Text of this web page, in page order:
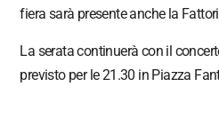
fiera sarà presente anche la
La serata continuerà con il
previsto per le 21.30 in Piazza